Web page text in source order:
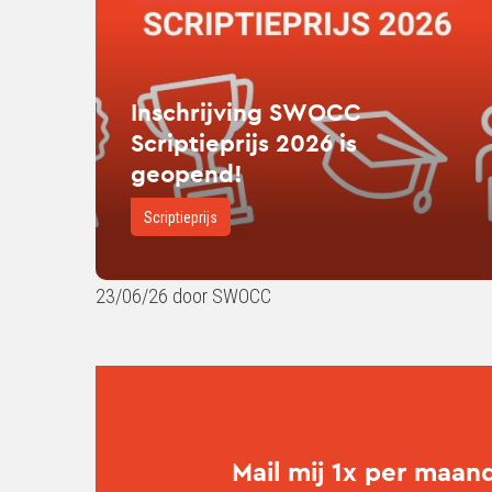
Inschrijving SWOCC
Scriptieprijs 2026 is
geopend!
Scriptieprijs
23/06/26 door SWOCC
Scriptieprijs
geopend!
Mail mij 1x per